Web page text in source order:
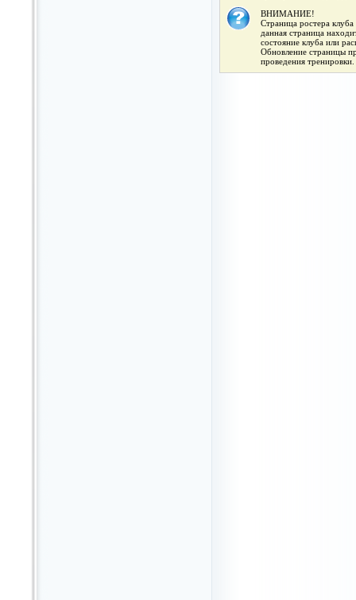
ВНИМАНИЕ!
Страница ростера
данная страница
состояние клуба или
Обновление страницы
проведения тренировки.